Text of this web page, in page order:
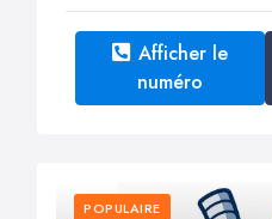
Afficher le
numéro
POPULAIRE